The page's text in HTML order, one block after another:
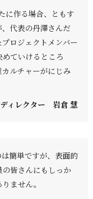
に作る場合、ともす
代表の丹澤さんだ
ロジェクトメンバー
ていけるところ
ルチャーがにじみ
ィレクター 岩倉 慧
簡単ですが、表面的
皆さんにもしっか
ません。